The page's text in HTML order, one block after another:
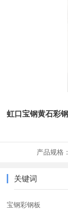
虹口宝钢黄石彩
产品规格：
关键词
宝钢彩钢板